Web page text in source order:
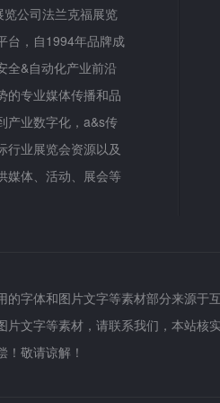
公司法兰克福展览
台，自1994年品牌成
全&自动化产业前沿
的专业媒体传播和品
产业数字化，a&s传
行业展览会资源以及
媒体、活动、展会等
的字体和图片文字等素材部分来源
片文字等素材，请联系我们，本站
！敬请谅解！